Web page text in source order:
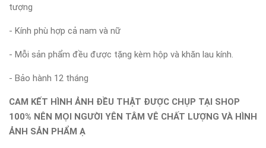
tượng
- Kính phù hợp cả nam và nữ
- Mỗi sản phẩm đều được tặng kèm hộp và khăn lau kính.
- Bảo hành 12 tháng
CAM KẾT HÌNH ẢNH ĐỀU THẬT ĐƯỢC CHỤP TẠI SHOP
100% NÊN MỌI NGƯỜI YÊN TÂM VÊ CHẤT LƯỢNG VÀ HÌNH
ẢNH SẢN PHẨM Ạ